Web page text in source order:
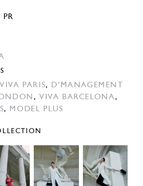
VIVA PARIS,
D'MANAGEMENT
,VIVA BARCELONA,
, MODEL PLUS